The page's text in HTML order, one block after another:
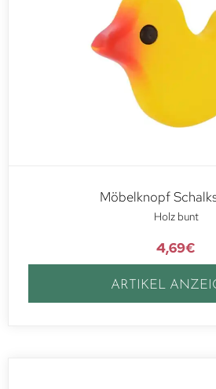
Möbelknopf
Holz bunt
4,69€
ARTIKEL